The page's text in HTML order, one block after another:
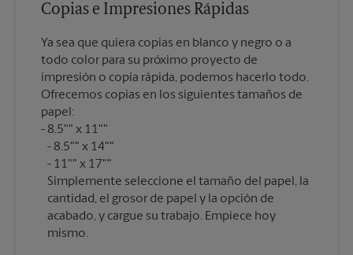
Copias e Impresiones Rápidas
Ya sea que quiera copias en blanco y negro o a
todo color para su próximo proyecto de
impresión o copia rápida, podemos hacerlo todo.
Ofrecemos copias en los siguientes tamaños de
papel:
8.5"" x 11""
8.5"" x 14""
11"" x 17""
Simplemente seleccione el tamaño del papel, la
cantidad, el grosor de papel y la opción de
acabado, y cargue su trabajo. Empiece hoy
mismo.